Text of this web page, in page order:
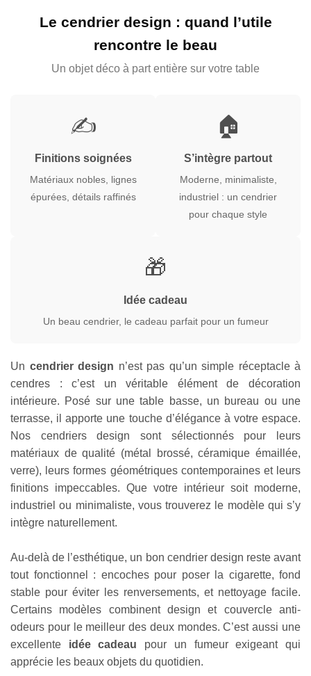
Le cendrier design : quand l’utile
rencontre le beau
Un objet déco à part entière sur votre table
✍️
Finitions soignées
Matériaux nobles, lignes
épurées, détails raffinés
🏠
S’intègre partout
Moderne, minimaliste,
industriel : un cendrier
pour chaque style
🎁
Idée cadeau
Un beau cendrier, le cadeau parfait pour un fumeur
Un cendrier design n’est pas qu’un simple réceptacle à
cendres : c’est un véritable élément de décoration
intérieure. Posé sur une table basse, un bureau ou une
terrasse, il apporte une touche d’élégance à votre espace.
Nos cendriers design sont sélectionnés pour leurs
matériaux de qualité (métal brossé, céramique émaillée,
verre), leurs formes géométriques contemporaines et leurs
finitions impeccables. Que votre intérieur soit moderne,
industriel ou minimaliste, vous trouverez le modèle qui s’y
intègre naturellement.
Au-delà de l’esthétique, un bon cendrier design reste avant
tout fonctionnel : encoches pour poser la cigarette, fond
stable pour éviter les renversements, et nettoyage facile.
Certains modèles combinent design et couvercle anti-
odeurs pour le meilleur des deux mondes. C’est aussi une
excellente idée cadeau pour un fumeur exigeant qui
apprécie les beaux objets du quotidien.
Appliquer les filtres